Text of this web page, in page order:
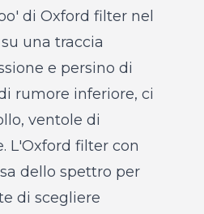
di Oxford filter nel
una traccia
e persino di
rumore inferiore, ci
ventole di
L'Oxford filter con
dello spettro per
di scegliere